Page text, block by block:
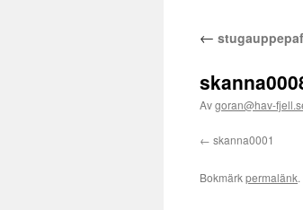
←
Avgoran@hav-
skanna0001
Bokmärkpermalänk.